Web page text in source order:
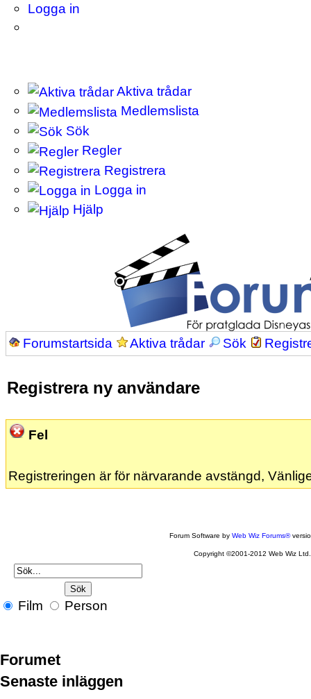
Logga in
Aktiva trådar
Medlemslista
Sök
Regler
Registrera
Logga in
Hjälp
Forumstartsida Aktiva trådar Sök
Registrera ny användare
Fel
Registreringen är för närvarande avstängd,
Forum Software byWeb Wiz Forums®
Copyright ©2001-2012 Web Wiz Ltd.
Film Person
Forumet
Senaste inläggen